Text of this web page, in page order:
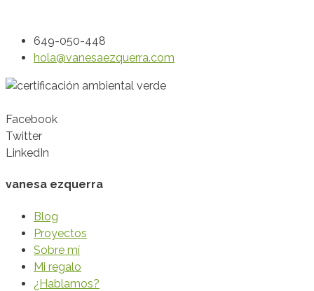
649-050-448
hola@vanesaezquerra.com
Facebook
Twitter
LinkedIn
vanesa ezquerra
Blog
Proyectos
Sobre mí
Mi regalo
¿Hablamos?